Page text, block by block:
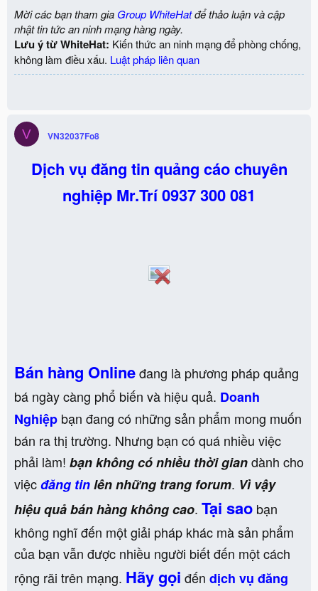
Mời các bạn tham gia Group WhiteHatđể thảo luận và cập
nhật tin tức an ninh mạng hàng ngày.
Lưu ý từ WhiteHat: Kiến thức an ninh mạng để phòng chống,
không làm điều xấu. Luật pháp liên quan
V VN32037Fo8
Dịch vụ đăng tin quảng cáo chuyên
nghiệp Mr.Trí 0937 300 081
Bán hàng Onlineđang là phương pháp quảng
bá ngày càng phổ biến và hiệu quả. Doanh
Nghiệp bạn đang có những sản phẩm mong muốn
bán ra thị trường. Nhưng bạn có quá nhiều việc
phải làm! bạn không có nhiều thời giandành cho
việcđăng tinlên những trang forum. Vì vậy
hiệu quả bán hàng không cao. Tại sao bạn
không nghĩ đến một giải pháp khác mà sản phẩm
của bạn vẫn được nhiều người biết đến một cách
rộng rãi trên mạng. Hãy gọi đến dịch vụ đăng